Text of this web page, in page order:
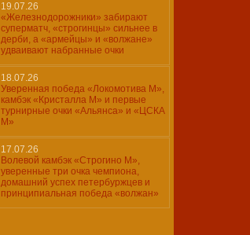
19.07.26
«Железнодорожники» забирают
суперматч, «строгинцы» сильнее в
дерби, а «армейцы» и «волжане»
удваивают набранные очки
18.07.26
Уверенная победа «Локомотива М»,
камбэк «Кристалла М» и первые
турнирные очки «Альянса» и «ЦСКА
М»
17.07.26
Волевой камбэк «Строгино М»,
уверенные три очка чемпиона,
домашний успех петербуржцев и
принципиальная победа «волжан»